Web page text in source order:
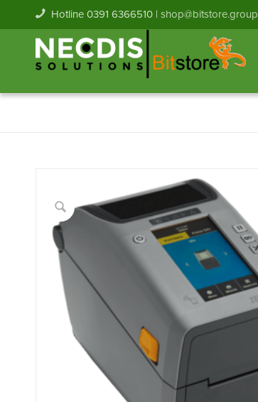
Hotline 0391 6366510 | shop@bitstore.group